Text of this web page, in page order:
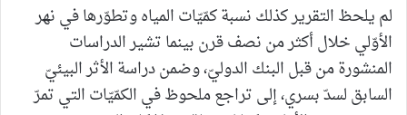
لم يلحظ التقرير كذلك نسبة كمّيّات المياه وتطوّرها في نهر
الأوّلي خلال أكثر من نصف قرن بينما تشير الدراسات
المنشورة من قبل البنك الدوليّ، وضمن دراسة الأثر البيئيّ
السابق لسدّ بسري، إلى تراجع ملحوظ في الكمّيّات التي تمرّ